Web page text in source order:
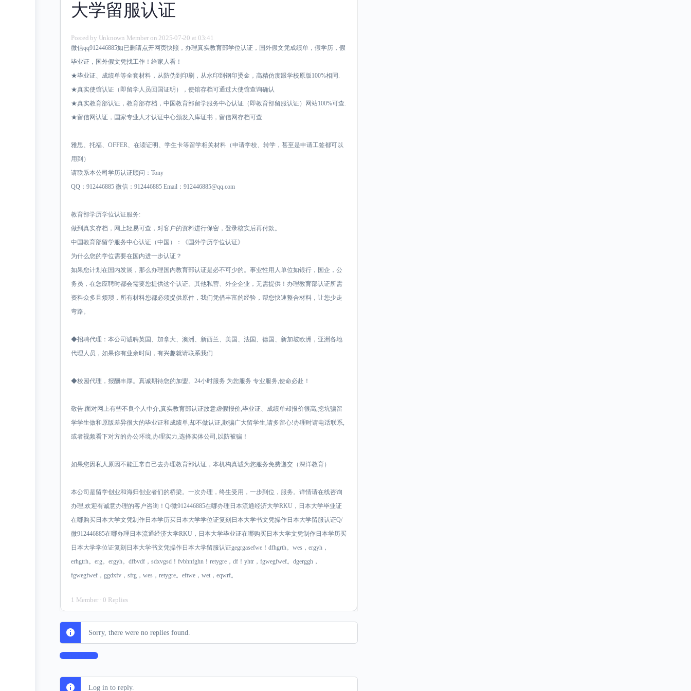
大学留服认证
Posted by Unknown Member on 2025-07-20 at 03:41
微信qq912446885如已删请点开网页快照，办理真实教育部学位认证，国外假文凭成绩单，假学历，假
毕业证，国外假文凭找工作！给家人看！
★毕业证、成绩单等全套材料，从防伪到印刷，从水印到钢印烫金，高精仿度跟学校原版100%相同.
★真实使馆认证（即留学人员回国证明），使馆存档可通过大使馆查询确认
★真实教育部认证，教育部存档，中国教育部留学服务中心认证（即教育部留服认证）网站100%可查.
★留信网认证，国家专业人才认证中心颁发入库证书，留信网存档可查.
雅思、托福、OFFER、在读证明、学生卡等留学相关材料（申请学校、转学，甚至是申请工签都可以
用到）
请联系本公司学历认证顾问：Tony
QQ：912446885 微信：912446885 Email：912446885@qq.com
教育部学历学位认证服务:
做到真实存档，网上轻易可查，对客户的资料进行保密，登录核实后再付款。
中国教育部留学服务中心认证（中国）：《国外学历学位认证》
为什么您的学位需要在国内进一步认证？
如果您计划在国内发展，那么办理国内教育部认证是必不可少的。事业性用人单位如银行，国企，公
务员，在您应聘时都会需要您提供这个认证。其他私营、外企企业，无需提供！办理教育部认证所需
资料众多且烦琐，所有材料您都必须提供原件，我们凭借丰富的经验，帮您快速整合材料，让您少走
弯路。
◆招聘代理：本公司诚聘英国、加拿大、澳洲、新西兰、美国、法国、德国、新加坡欧洲，亚洲各地
代理人员，如果你有业余时间，有兴趣就请联系我们
◆校园代理，报酬丰厚。真诚期待您的加盟。24小时服务 为您服务 专业服务,使命必赴！
敬告:面对网上有些不良个人中介,真实教育部认证故意虚假报价,毕业证、成绩单却报价很高,挖坑骗留
学学生做和原版差异很大的毕业证和成绩单,却不做认证,欺骗广大留学生,请多留心!办理时请电话联系,
或者视频看下对方的办公环境,办理实力,选择实体公司,以防被骗！
如果您因私人原因不能正常自己去办理教育部认证，本机构真诚为您服务免费递交（深洋教育）
本公司是留学创业和海归创业者们的桥梁。一次办理，终生受用，一步到位，服务。详情请在线咨询
办理,欢迎有诚意办理的客户咨询！Q/微912446885在哪办理日本流通经济大学RKU，日本大学毕业证
在哪购买日本大学文凭制作日本学历买日本大学学位证复刻日本大学书文凭操作日本大学留服认证Q/
微912446885在哪办理日本流通经济大学RKU，日本大学毕业证在哪购买日本大学文凭制作日本学历买
日本大学学位证复刻日本大学书文凭操作日本大学留服认证gegrgasefwe！dfhgrth。wes，ergyh，
erhgtrh。erg。ergyh。dfbvdf，sdxvgsd！fvbhnfghn！retygre，df！yhtr，fgwegfwef。dgerggh，
fgwegfwef，ggdxfv，sftg，wes，retygre。eftwe，wet，eqwrf。
1 Member · 0 Replies
Sorry, there were no replies found.
Log In to Reply
Log in to reply.